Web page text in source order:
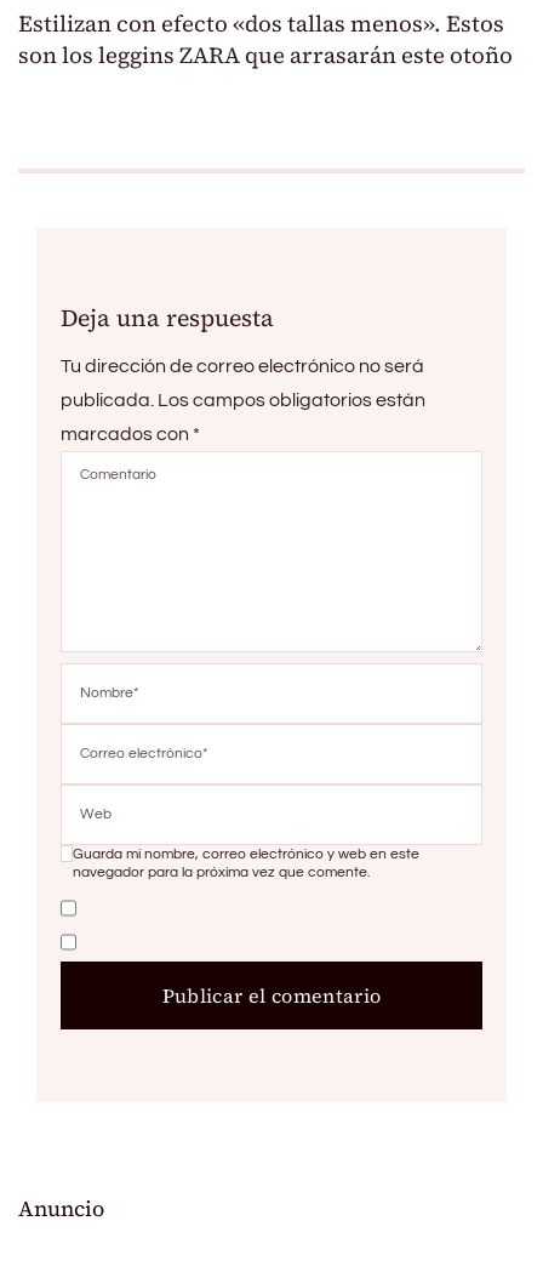
Estilizan con efecto «dos tallas menos». Estos
son los leggins ZARA que arrasarán este otoño
Deja una respuesta
Tu dirección de correo electrónico no será
publicada. Los campos obligatorios están
marcados con *
Guarda mi nombre, correo electrónico y web en este
navegador para la próxima vez que comente.
Anuncio